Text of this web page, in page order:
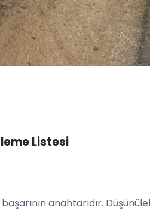
Listesi
anahtarıdır.